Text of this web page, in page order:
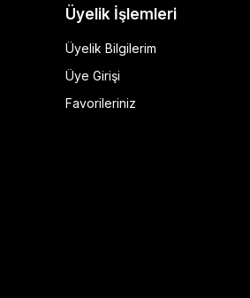
Üyelik İşlemleri
Üyelik Bilgilerim
Üye Girişi
Favorileriniz